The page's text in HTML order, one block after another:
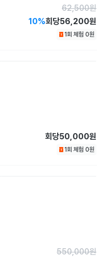
62,500원
10%회당56,200원
1회 체험 0원
회당50,000원
1회 체험 0원
550,000원